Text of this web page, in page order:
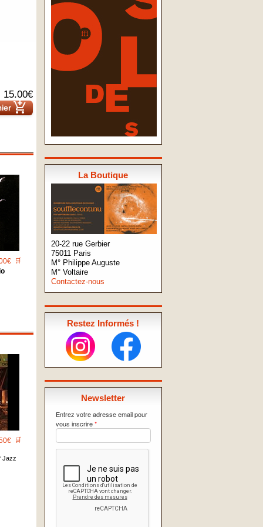
La Boutique
20-22 rue Gerbier
75011 Paris
M° Philippe Auguste
M° Voltaire
Contactez-nous
Restez Informés !
Newsletter
Entrez votre adresse email pour
vous inscrire*
15.00€
add_shopping_cart
🛒
🛒
Jazz